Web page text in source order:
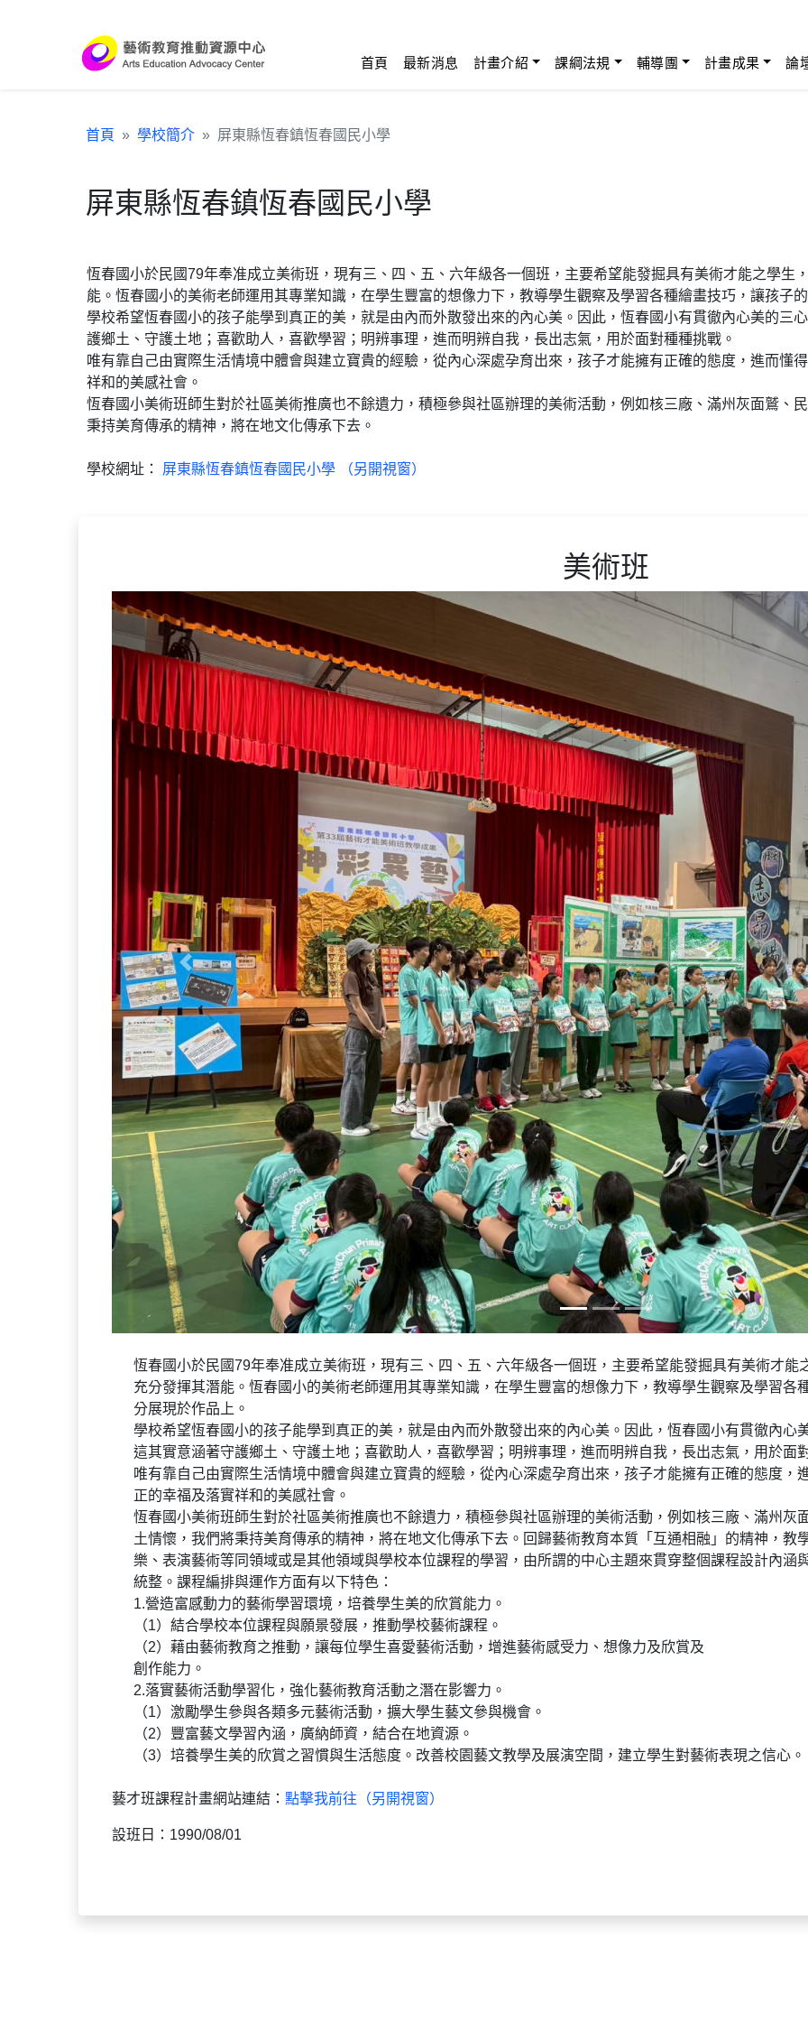
首頁 最新消息 計畫介紹 課綱法規 輔導團 計畫成果 論
首頁 學校簡介 屏東縣恆春鎮恆春國民小學
屏東縣恆春鎮恆春國民小學
恆春國小於民國79年奉准成立美術班，現有三、四、五、六年級各一個班，主要希望能發掘具有美術才能之學生
能。恆春國小的美術老師運用其專業知識，在學生豐富的想像力下，教導學生觀察及學習各種繪畫技巧，讓孩子
學校希望恆春國小的孩子能學到真正的美，就是由內而外散發出來的內心美。因此，恆春國小有貫徹內心美的三
護鄉土、守護土地；喜歡助人，喜歡學習；明辨事理，進而明辨自我，長出志氣，用於面對種種挑戰。
唯有靠自己由實際生活情境中體會與建立寶貴的經驗，從內心深處孕育出來，孩子才能擁有正確的態度，進而懂
祥和的美感社會。
恆春國小美術班師生對於社區美術推廣也不餘遺力，積極參與社區辦理的美術活動，例如核三廠、滿州灰面鷲、
秉持美育傳承的精神，將在地文化傳承下去。
學校網址： 屏東縣恆春鎮恆春國民小學 （另開視窗）
美術班
Previous
恆春國小於民國79年奉准成立美術班，現有三、四、五、六年級各一個班，主要希望能發掘具有美術才能
充分發揮其潛能。恆春國小的美術老師運用其專業知識，在學生豐富的想像力下，教導學生觀察及學習各
分展現於作品上。
學校希望恆春國小的孩子能學到真正的美，就是由內而外散發出來的內心美。因此，恆春國小有貫徹內心
這其實意涵著守護鄉土、守護土地；喜歡助人，喜歡學習；明辨事理，進而明辨自我，長出志氣，用於面
唯有靠自己由實際生活情境中體會與建立寶貴的經驗，從內心深處孕育出來，孩子才能擁有正確的態度，
正的幸福及落實祥和的美感社會。
恆春國小美術班師生對於社區美術推廣也不餘遺力，積極參與社區辦理的美術活動，例如核三廠、滿州灰
土情懷，我們將秉持美育傳承的精神，將在地文化傳承下去。回歸藝術教育本質「互通相融」的精神，教
樂、表演藝術等同領域或是其他領域與學校本位課程的學習，由所謂的中心主題來貫穿整個課程設計內涵
統整。課程編排與運作方面有以下特色：
1.營造富感動力的藝術學習環境，培養學生美的欣賞能力。
（1）結合學校本位課程與願景發展，推動學校藝術課程。
（2）藉由藝術教育之推動，讓每位學生喜愛藝術活動，增進藝術感受力、想像力及欣賞及
創作能力。
2.落實藝術活動學習化，強化藝術教育活動之潛在影響力。
（1）激勵學生參與各類多元藝術活動，擴大學生藝文參與機會。
（2）豐富藝文學習內涵，廣納師資，結合在地資源。
（3）培養學生美的欣賞之習慣與生活態度。改善校園藝文教學及展演空間，建立學生對藝術表現之信心。
藝才班課程計畫網站連結： 點擊我前往（另開視窗）
設班日：1990/08/01